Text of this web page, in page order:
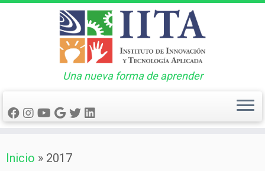
al
Una nueva forma de aprender
Inicio » 2017